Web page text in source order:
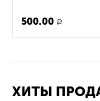
500.00 Р
ХИТЫ